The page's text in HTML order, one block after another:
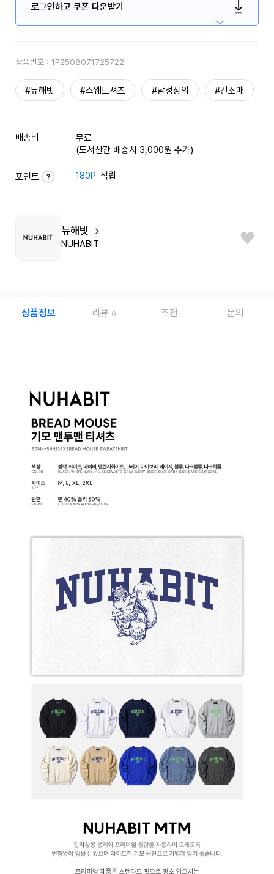
로그인하고 쿠폰 다운받기
상품번호 : 1P2508071725722
#뉴해빗 #스웨트셔츠 #남성상의 #긴소매
배송비
무료
(도서산간 배송시 3,000원 추가)
포인트 180P 적립
뉴해빗
NUHABIT
상품정보 리뷰 0 추천 문의